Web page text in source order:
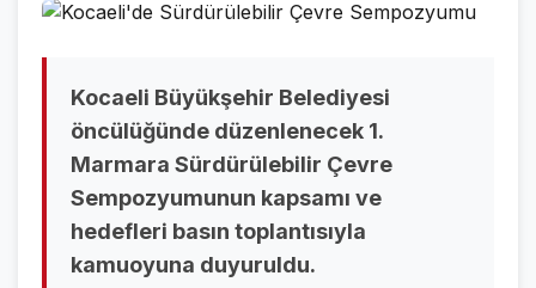
KRİPTO PARALAR
NÖBETÇİ ECZANELER
VİDEO GALERİ
FOTO GALERİ
Kocaeli Büyükşehir Belediyesi
öncülüğünde düzenlenecek 1.
Marmara Sürdürülebilir Çevre
Sempozyumunun kapsamı ve
hedefleri basın toplantısıyla
kamuoyuna duyuruldu.